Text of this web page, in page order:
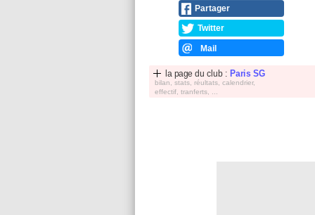
Partager
Twitter
Mail
la page du club : Paris SG
bilan, stats, réultats, calendrier,
effectif, tranferts, ...